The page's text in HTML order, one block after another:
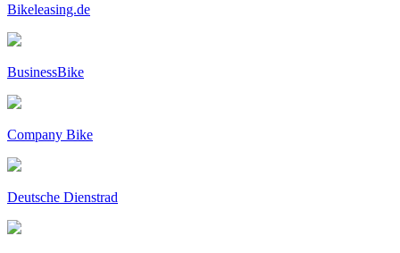
Bikeleasing.de
BusinessBike
Company Bike
Deutsche Dienstrad